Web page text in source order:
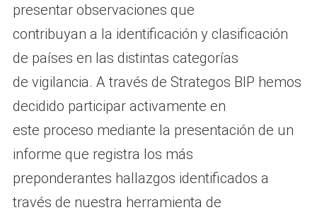
presentar observaciones que
contribuyan a la identificación y clasificación
de países en las distintas categorías
de vigilancia. A través de Strategos BIP hemos
decidido participar activamente en
este proceso mediante la presentación de un
informe que registra los más
preponderantes hallazgos identificados a
través de nuestra herramienta de